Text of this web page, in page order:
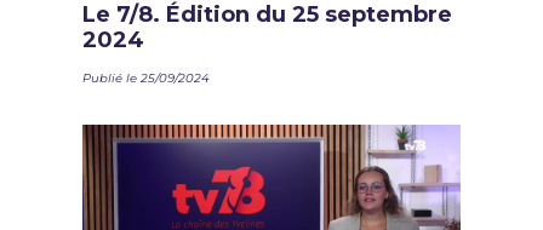
Le 7/8. Édition du 25 septembre
2024
Publié le 25/09/2024